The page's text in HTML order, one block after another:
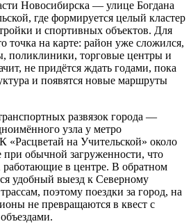
Новосибирска — улице Богдана
где формируется целый кластер
и спортивных объектов. Для
точка на карте: район уже сложился,
поликлиники, торговые центры и
не придётся ждать годами, пока
и появятся новые маршруты
развязок города —
узла у метро
«Расцветай на Учительской» около
при обычной загруженности, что
работающие в центре. В обратном
удобный выезд к Северному
поэтому поездки за город, на
не превращаются в квест с